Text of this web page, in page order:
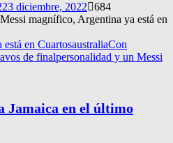
3 diciembre, 2022
684
magnífico, Argentina ya está en
en CuartosaustraliaCon
de finalpersonalidad y un Messi
Jamaica en el último